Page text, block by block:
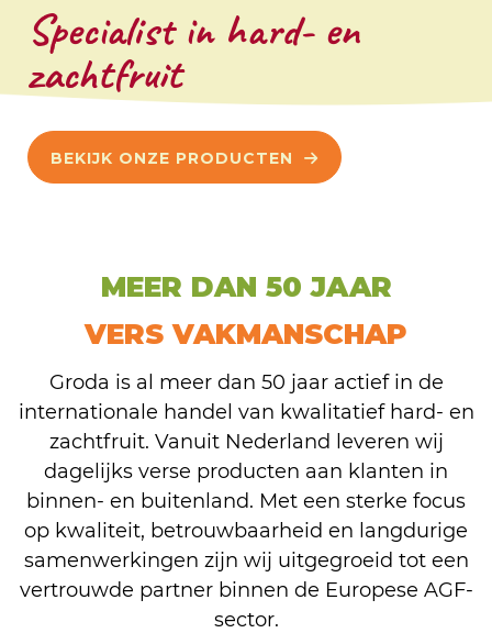
Specialist in hard- en
zachtfruit
BEKIJK ONZE PRODUCTEN
MEER DAN 50 JAAR
VERS VAKMANSCHAP
Groda is al meer dan 50 jaar actief in de
internationale handel van kwalitatief hard- en
zachtfruit. Vanuit Nederland leveren wij
dagelijks verse producten aan klanten in
binnen- en buitenland. Met een sterke focus
op kwaliteit, betrouwbaarheid en langdurige
samenwerkingen zijn wij uitgegroeid tot een
vertrouwde partner binnen de Europese AGF-
sector.